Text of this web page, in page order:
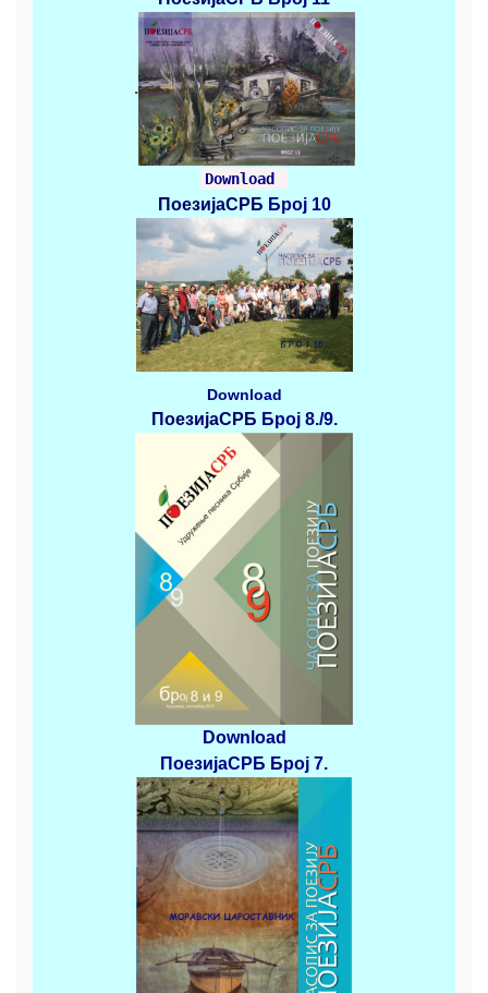
.
Download
ПоезијаСРБ Број 10
Download
ПоезијаСРБ Број 8./9.
Download
ПоезијаСРБ Број 7.